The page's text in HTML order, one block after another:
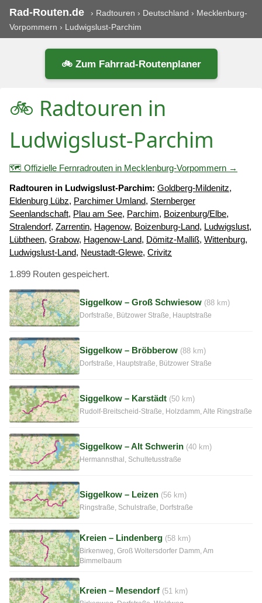
Rad-Routen.de › Radtouren › Deutschland › Mecklenburg-
Vorpommern › Ludwigslust-Parchim
🚲 Zum Fahrrad-Routenplaner
🚲 Radtouren in
Ludwigslust-Parchim
🗺️ Offizielle Fernradrouten in Mecklenburg-Vorpommern →
Radtouren in Ludwigslust-Parchim: Goldberg-Mildenitz,
Eldenburg Lübz, Parchimer Umland, Sternberger
Seenlandschaft, Plau am See, Parchim, Boizenburg/Elbe,
Stralendorf, Zarrentin, Hagenow, Boizenburg-Land, Ludwigslust,
Lübtheen, Grabow, Hagenow-Land, Dömitz-Malliß, Wittenburg,
Ludwigslust-Land, Neustadt-Glewe, Crivitz
1.899 Routen gespeichert.
Siggelkow – Groß Schwiesow (88 km)
Dorfstraße, Bützower Straße, Hauptstraße
Siggelkow – Bröbberow (88 km)
Dorfstraße, Hauptstraße, Bützower Straße
Siggelkow – Karstädt (50 km)
Rudolf-Breitscheid-Straße, Holzdamm, Alte Ringstraße
Siggelkow – Alt Schwerin (40 km)
Hermannsthal, Schultetusstraße
Siggelkow – Leizen (56 km)
Ringstraße, Schulstraße, Dorfstraße
Kreien – Lindenberg (58 km)
Birkenweg, Groß Woltersdorfer Damm, Am
Bimmelbaum
Kreien – Mesendorf (51 km)